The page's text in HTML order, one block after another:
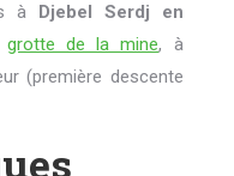
à
Djebel Serdj en
grotte de la mine, à
(première descente